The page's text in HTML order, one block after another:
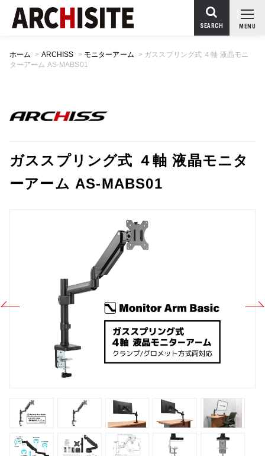
MENU
SEARCH
ホーム > ARCHISS > モニターアーム > ガススプリング式 ４軸 液晶モニ
ターアーム AS-MABS01
ガススプリング式 ４軸 液晶モニタ
ーアーム AS-MABS01